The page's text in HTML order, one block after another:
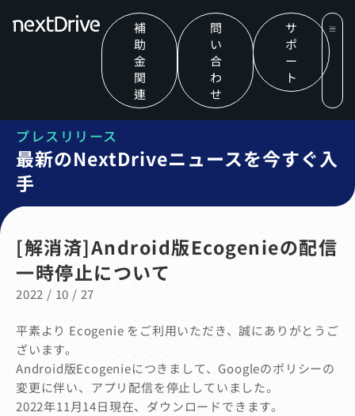
補
助
金
関
連
問
い
合
わ
せ
サ
ポ
ー
ト
プレスリリース
最新のNextDriveニュースを今すぐ入
手
[解消済]Android版Ecogenieの配信
一時停止について
2022 / 10 / 27
平素より Ecogenie をご利用いただき、誠にありがとうご
ざいます。
Android版Ecogenieにつきまして、Googleのポリシーの
変更に伴い、アプリ配信を停止していました。
2022年11月14日現在、ダウンロードできます。